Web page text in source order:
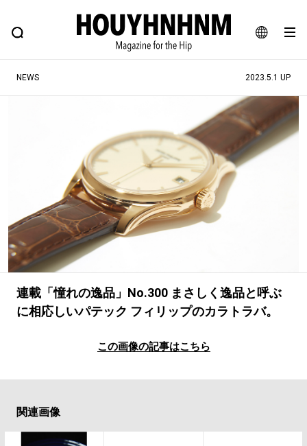
JA
EN
FEATURE BLOG SNAP
ヒップなファッション、カルチャー、ライフスタイルWEBマガジン
#SHOPPING ADDICT #憧れの逸品
#ESSENTIAL DESIGNS #古着サミット
#NEW VINTAGE #マイナーグッド図鑑
#路地裏てぃーん。 #MONTHLY JOURNAL
#GH 銘品の所以 #フイナムのYouTube
#Commune H
#ととけん #FASHION #MUSIC #MOVIE
#LIFESTYLE #SNEAKER #OUTDOOR
NEWS 2023.5.1 UP
連載「憧れの逸品」No.300 まさしく逸品と呼ぶ
に相応しいパテック フィリップのカラトラバ。
この画像の記事はこちら
関連画像